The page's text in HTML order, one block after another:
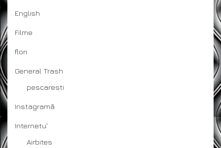
English
Filme
flori
General Trash
pescaresti
Instagramă
Internetu'
Airbites